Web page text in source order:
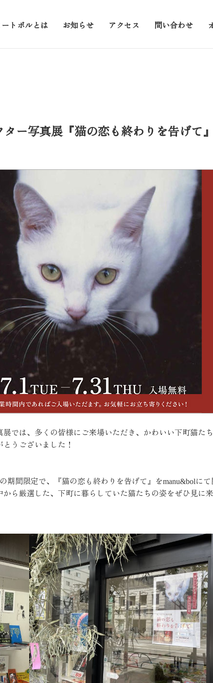
ートボルとは お知らせ アクセス 問い合わせ
ター写真展『猫の恋も終わりを告げて
では、多くの皆様にご来場いただき、かわいい下町猫た
うございました！
期間限定で、『猫の恋も終わりを告げて』をmanu&bolにて
ら厳選した、下町に暮らしていた猫たちの姿をぜひ見に来